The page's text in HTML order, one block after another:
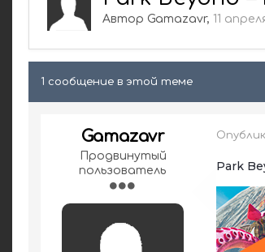
Автор Gamazavr, 11
1 сообщение в этой теме
Gamazavr
Продвинутый
пользователь
Park